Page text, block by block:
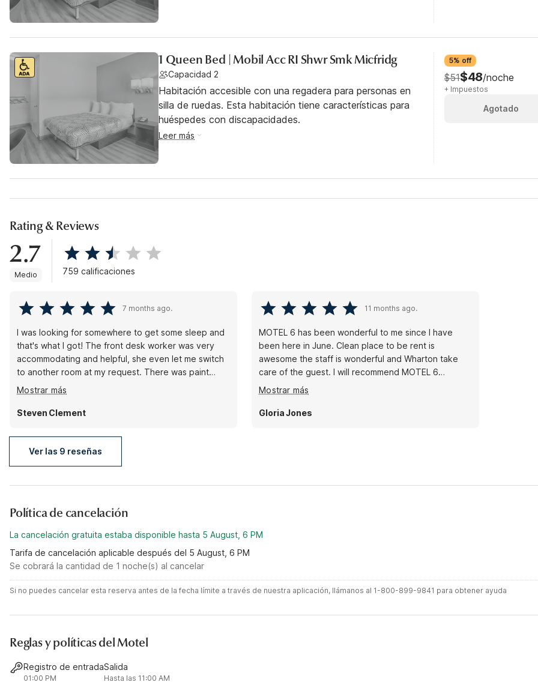
1 Queen Bed | Mobil Acc RI Shwr Smk Micfridg
Capacidad 2
Habitación accesible con una regadera para personas en
silla de ruedas. Esta habitación tiene características para
huéspedes con discapacidades.
Leer más
5% off
$51$48/noche
+ Impuestos
Agotado
Rating & Reviews
2.7
Medio 759 calificaciones
7 months ago.
I was looking for somewhere to get some sleep and
that's what I got! The front desk worker was very
accommodating and helpful, she even let me switch
to another room at my request. There was paint
chipping off the ceiling in the bathroom and some of
the fixtures were broken (towel rod), old and rusty,
however none of these complaints were a big deal
you.
Mostrar más
Steven Clement
11 months ago.
MOTEL 6 has been wonderful to me since I have
been here in June. Clean place to be rent is
awesome the staff is wonderful and Wharton take
care of the guest. I will recommend MOTEL 6
Lumberton to any one to stay over nite or long term
Mostrar más
Gloria Jones
Ver las 9 reseñas
Política de cancelación
La cancelación gratuita estaba disponible hasta 5 August, 6 PM
Tarifa de cancelación aplicable después del 5 August, 6 PM
Se cobrará la cantidad de 1 noche(s) al cancelar
Si no puedes cancelar esta reserva antes de la fecha límite a través de nuestra aplicación, llámanos al 1-800-899-9841 para obtener ayuda
Reglas y políticas del Motel
Registro de entrada
01:00 PM
Salida
Hasta las 11:00 AM